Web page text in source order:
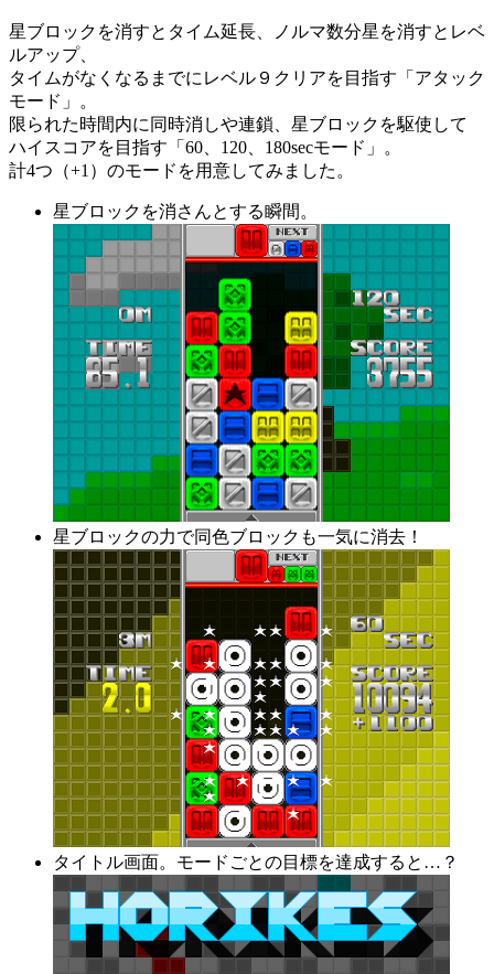
星ブロックを消すとタイム延長、ノルマ数分星を消すとレベ
ルアップ、
タイムがなくなるまでにレベル９クリアを目指す「アタック
モード」。
限られた時間内に同時消しや連鎖、星ブロックを駆使して
ハイスコアを目指す「60、120、180secモード」。
計4つ（+1）のモードを用意してみました。
星ブロックを消さんとする瞬間。
星ブロックの力で同色ブロックも一気に消去！
タイトル画面。モードごとの目標を達成すると…？